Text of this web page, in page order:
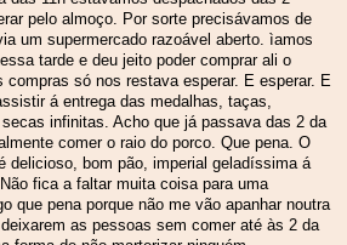
pelo almoço. Por sorte precisávamos de
um supermercado razoável aberto. ìamos
tarde e deu jeito poder comprar ali o
compras só nos restava esperar. E esperar. E
á entrega das medalhas, taças,
infinitas. Acho que já passava das 2 da
comer o raio do porco. Que pena. O
delicioso, bom pão, imperial geladíssima á
fica a faltar muita coisa para uma
que pena porque não me vão apanhar noutra
as pessoas sem comer até às 2 da